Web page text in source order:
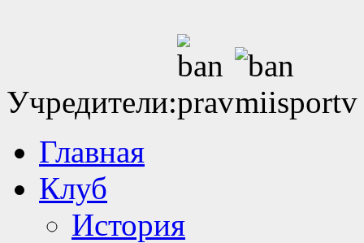
Учредители:
Главная
Клуб
История